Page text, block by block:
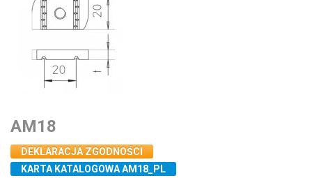
AM18
DEKLARACJA ZGODNOŚCI
KARTA KATALOGOWA AM18_PL